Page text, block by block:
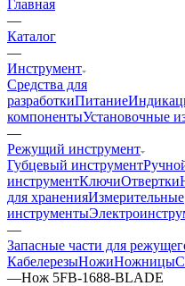
Главная
—
Каталог
—
Инструмент
Средства для
разработкиПитание
компонентыУстановочные
—
Режущий инструмент
Губцевый инструмент
инструментКлючиОтвертки
для храненияИзмерительные
инструменты
—
Запасные части для
КабелерезыНожиНожницы
—Нож 5FB-1688-BLADE